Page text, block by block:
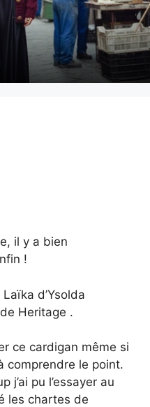
il y a bien
!
d’Ysolda
Heritage .
ce cardigan même si
comprendre le point.
j’ai pu l’essayer au
les chartes de